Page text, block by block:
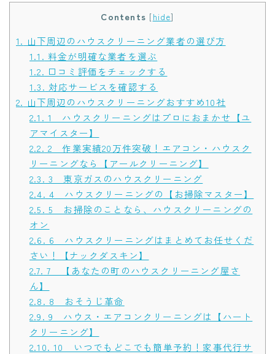
Contents [hide]
1. 山下周辺のハウスクリーニング業者の選び方
1.1. 料金が明確な業者を選ぶ
1.2. 口コミ評価をチェックする
1.3. 対応サービスを確認する
2. 山下周辺のハウスクリーニングおすすめ10社
2.1. 1 ハウスクリーニングはプロにおまかせ【ユ
アマイスター】
2.2. 2 作業実績20万件突破！エアコン・ハウスク
リーニングなら【アールクリーニング】
2.3. 3 東京ガスのハウスクリーニング
2.4. 4 ハウスクリーニングの【お掃除マスター】
2.5. 5 お掃除のことなら、ハウスクリーニングの
オン
2.6. 6 ハウスクリーニングはまとめてお任せくだ
さい！【ナックダスキン】
2.7. 7 【あなたの町のハウスクリーニング屋さ
ん】
2.8. 8 おそうじ革命
2.9. 9 ハウス・エアコンクリーニングは【ハート
クリーニング】
2.10. 10 いつでもどこでも簡単予約！家事代行サ